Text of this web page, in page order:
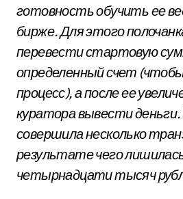
готовность обучить ее
бирже. Для этого
перевести стартовую
определенный счет
процесс), а после ее
куратора вывести
совершила несколько
результате чего
четырнадцати тысяч